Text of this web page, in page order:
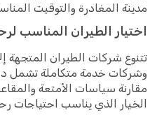
مدينة المغادرة والتوقيت
اختيار الطيران المناسب
تتنوع شركات الطيران المتجهة
وشركات خدمة متكاملة تشمل
مقارنة سياسات الأمتعة
الخيار الذي يناسب احتياجات